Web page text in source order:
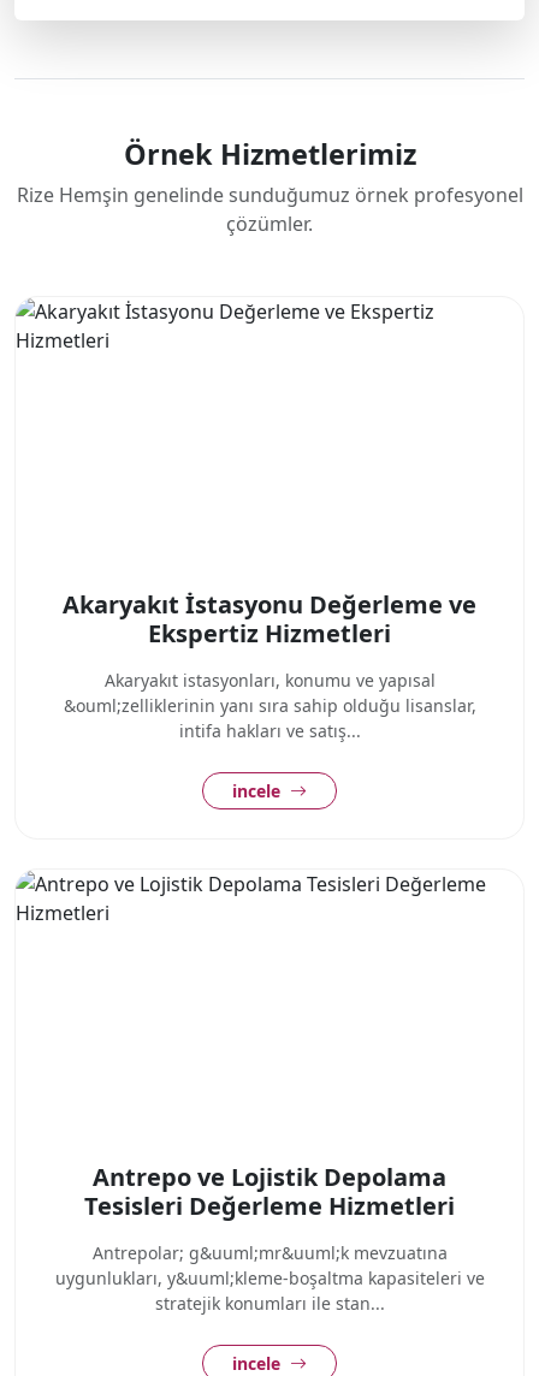
Örnek Hizmetlerimiz
Rize Hemşin genelinde sunduğumuz örnek profesyonel
çözümler.
Akaryakıt İstasyonu Değerleme ve
Ekspertiz Hizmetleri
Akaryakıt istasyonları, konumu ve yapısal
&ouml;zelliklerinin yanı sıra sahip olduğu lisanslar,
intifa hakları ve satış...
incele
Antrepo ve Lojistik Depolama
Tesisleri Değerleme Hizmetleri
Antrepolar; g&uuml;mr&uuml;k mevzuatına
uygunlukları, y&uuml;kleme-boşaltma kapasiteleri ve
stratejik konumları ile stan...
incele